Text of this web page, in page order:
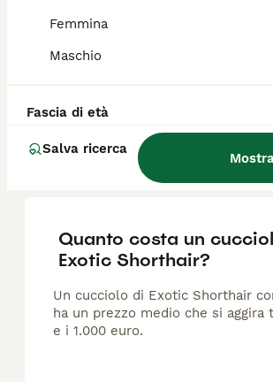
Femmina
Maschio
Fascia di età
Salva ricerca
Quanto costa un
Exotic Shorthair?
Un cucciolo di Exotic Shorthair
ha un prezzo medio che si aggira
e i 1.000 euro.